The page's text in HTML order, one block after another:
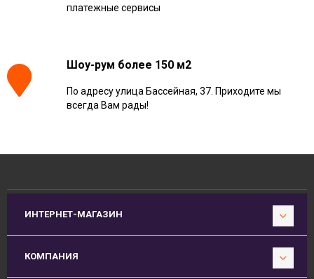
платежные сервисы
Шоу-рум более 150 м2
По адресу улица Бассейная, 37. Приходите мы
всегда Вам рады!
ИНТЕРНЕТ-МАГАЗИН
КОМПАНИЯ